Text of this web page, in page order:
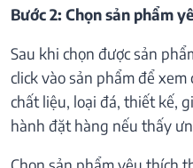
Bước 2: Chọn sản phẩm
Sau khi chọn được sản
click vào sản phẩm để
chất liệu, loại đá, thiết kế,
hành đặt hàng nếu thấy
Chọn sản phẩm yêu thích